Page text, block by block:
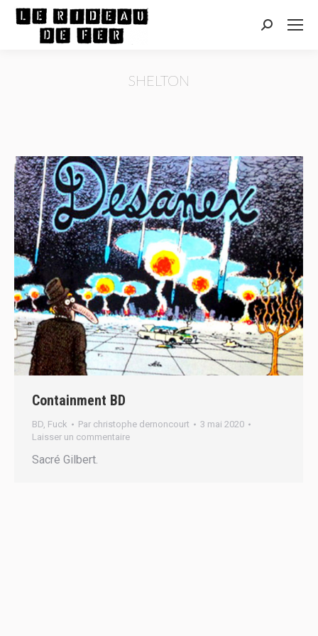
Recherche
SHELTON
Containment BD
BD Fuck Par christophe dernoncourt
3 mai 2020
Laisser un commentaire
Sacré Gilbert.